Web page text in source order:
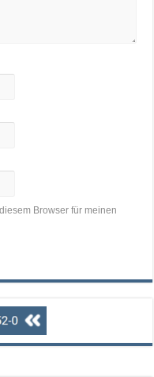
Browser für meinen